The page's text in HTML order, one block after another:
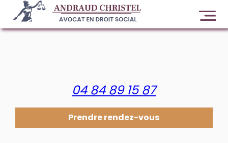
04 84 89 15 87
Prendre rendez-vous
Panneau de gestion des cookies